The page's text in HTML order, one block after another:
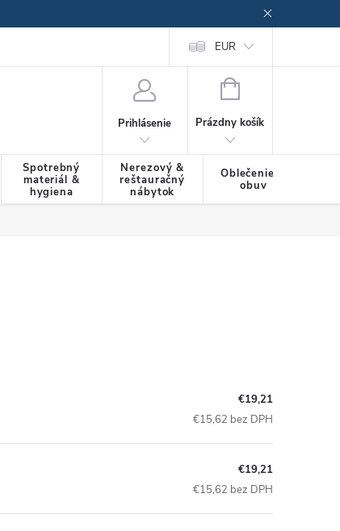
EUR
Prihlásenie
NÁKUPNÝ
Prázdny košík
Spotrebný
materiál &
hygiena
Nerezový &
reštauračný
nábytok
Oblečenie &
obuv
€19,21
€15,62 bez DPH
€19,21
€15,62 bez DPH